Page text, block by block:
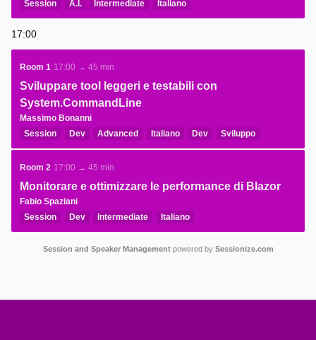
Session
A.I. Intermediate Italiano
17:00
Room 1 17:00 → 45 min
Sviluppare tool leggeri e testabili con
System.CommandLine
Massimo Bonanni
Session
Dev Advanced Italiano Dev
Sviluppo
.NET Core
Room 2 17:00 → 45 min
Monitorare e ottimizzare le performance di Blazor
Fabio Spaziani
Session
Dev Intermediate Italiano
Session and Speaker Managementpowered by Sessionize.com